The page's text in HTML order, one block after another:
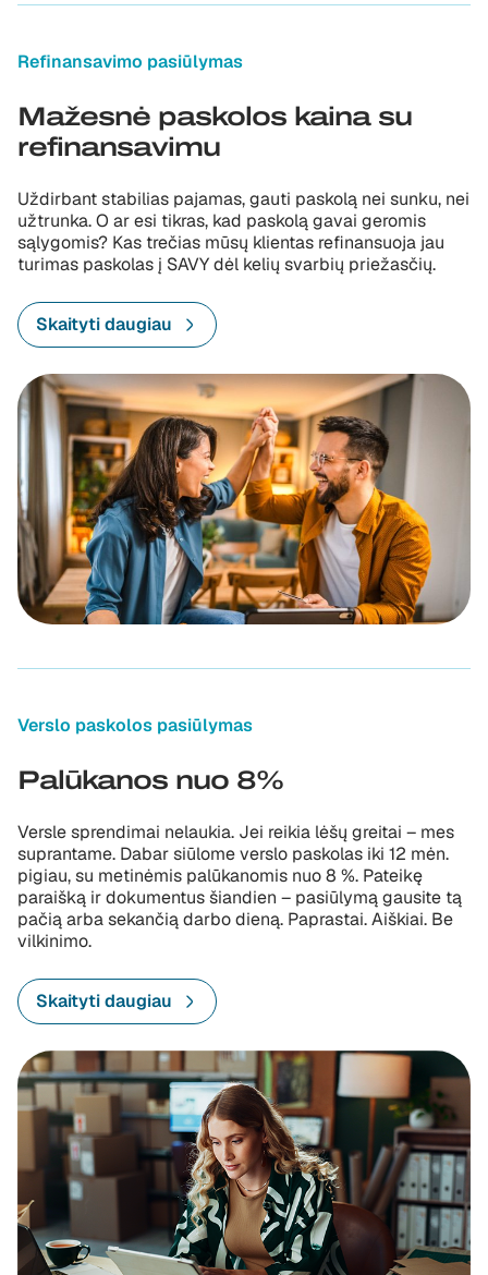
Refinansavimo pasiūlymas
Mažesnė paskolos kaina su
refinansavimu
Uždirbant stabilias pajamas, gauti paskolą nei sunku, nei
užtrunka. O ar esi tikras, kad paskolą gavai geromis
sąlygomis? Kas trečias mūsų klientas refinansuoja jau
turimas paskolas į SAVY dėl kelių svarbių priežasčių.
Skaityti daugiau
Verslo paskolos pasiūlymas
Palūkanos nuo 8%
Versle sprendimai nelaukia. Jei reikia lėšų greitai – mes
suprantame. Dabar siūlome verslo paskolas iki 12 mėn.
pigiau, su metinėmis palūkanomis nuo 8 %. Pateikę
paraišką ir dokumentus šiandien – pasiūlymą gausite tą
pačią arba sekančią darbo dieną. Paprastai. Aiškiai. Be
vilkinimo.
Skaityti daugiau